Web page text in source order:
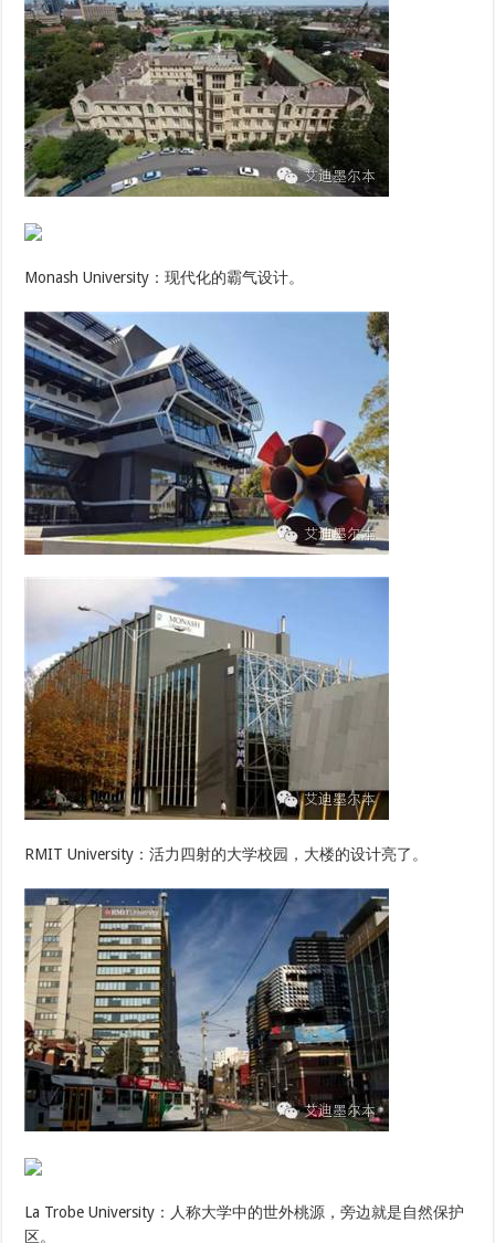
Monash University：现代化的霸气设计。
RMIT University：活力四射的大学校园，大楼的设计亮了。
La Trobe University：人称大学中的世外桃源，旁边就是自然保护
区。